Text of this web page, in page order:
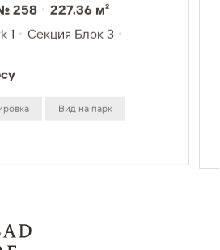
258
227.36 м²
1
Секция Блок 3
Вид на парк